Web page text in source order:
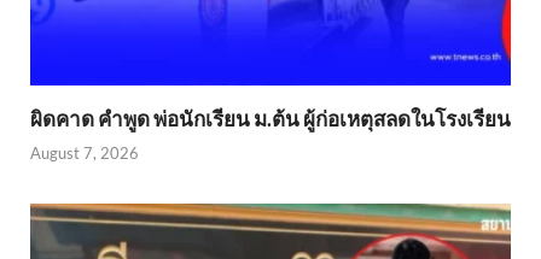
ผิดคาด คำพูด พ่อนักเรียน ม.ต้น ผู้ก่อเหตุสลดในโรงเรียน
August 7, 2026